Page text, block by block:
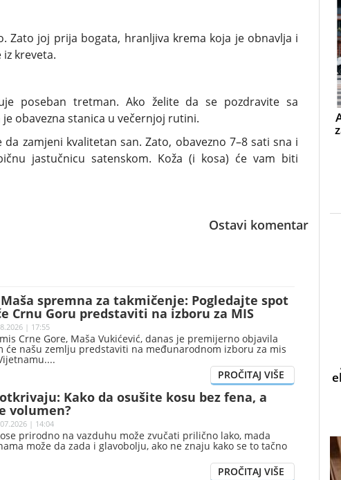
Zato joj prija bogata, hranljiva krema koja je obnavlja i
kreveta.
poseban tretman. Ako želite da se pozdravite sa
obavezna stanica u večernjoj rutini.
zamjeni kvalitetan san. Zato, obavezno 7–8 sati sna i
jastučnicu satenskom. Koža (i kosa) će vam biti
Ostavi komentar
Maša spremna za takmičenje: Pogledajte spot
Crnu Goru predstaviti na izboru za MIS
| 17:55
Crne Gore, Maša Vukićević, danas je premijerno objavila
će našu zemlju predstaviti na međunarodnom izboru za mis
Kako da osušite kosu bez fena, a
volumen?
| 14:04
prirodno na vazduhu može zvučati prilično lako, mada
može da zada i glavobolju, ako ne znaju kako se to tačno